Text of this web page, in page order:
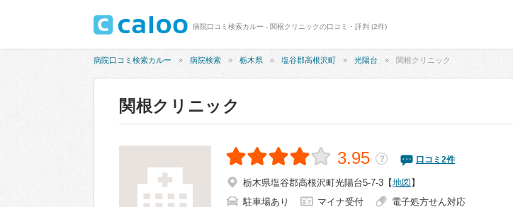
病院口コミ検索カルー - 関根クリニックの口コミ・評判 (2件)
病院口コミ検索カルー 病院検索 栃木県 塩谷郡高根沢町 光陽台 関根クリニック
関根クリニック
3.95 ？ 口コミ 2件
栃木県塩谷郡高根沢町光陽台5-7-3 【地図 】
駐車場あり
マイナ受付
電子処方せん対応